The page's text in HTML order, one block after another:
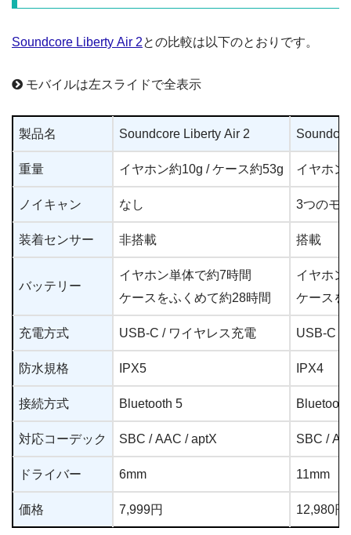
Soundcore Liberty Air 2との比較は以下のとおりです。
モバイルは左スライドで全表示
製品名 Soundcore Liberty Air 2
重量 イヤホン約10g / ケース約53g イヤホン
ノイキャン なし 3つのモ
装着センサー 非搭載 搭載
バッテリー
イヤホン単体で約7時間
ケースをふくめて約28時間
イヤホン
ケースを
充電方式 USB-C / ワイヤレス充電 USB-C /
防水規格 IPX5 IPX4
接続方式 Bluetooth 5
対応コーデック SBC / AAC / aptX SBC /
ドライバー 6mm 11mm
価格 7,999円 12,980円